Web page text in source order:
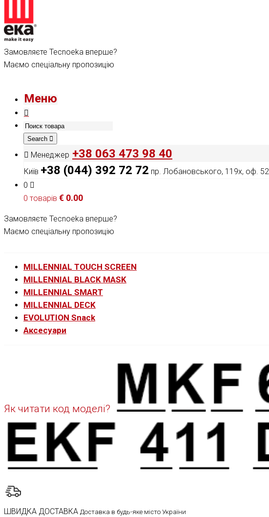
Замовляєте Tecnoeka вперше?
Маємо спеціальну пропозицію
Меню
Search
Менеджер +38 063 473 98 40
Київ +38 (044) 392 72 72 пр. Лобановського, 119х, оф. 52
0
0 товарів € 0.00
Замовляєте Tecnoeka вперше?
Маємо спеціальну пропозицію
MILLENNIAL TOUCH SCREEN
MILLENNIAL BLACK MASK
MILLENNIAL SMART
MILLENNIAL DECK
EVOLUTION Snack
Аксесуари
Як читати код моделі?
ШВИДКА ДОСТАВКА Доставка в будь-яке місто України